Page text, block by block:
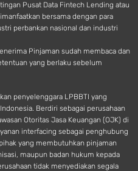
Pusat Data Fintech Lending atau
bersama dengan para
perbankan nasional dan industri
Pinjaman sudah membaca dan
yang berlaku sebelum
penyelenggara LPBBTI yang
Berdiri sebagai perusahaan
Otoritas Jasa Keuangan (OJK) di
interfacing sebagai penghubung
yang membutuhkan pinjaman
maupun badan hukum kepada
tidak menyediakan segala